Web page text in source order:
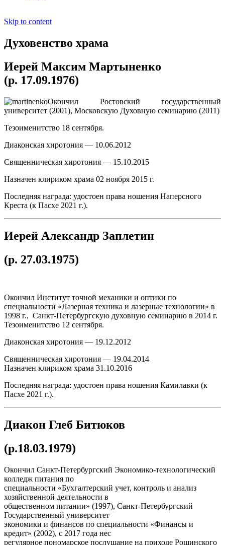
Skip to content
Духовенство храма
Иерей Максим Мартыненко
(р. 17.09.1976)
Окончил Ростовский государственный
университет (2001), Московскую Духовную семинарию (2011)
Тезоименитство 18 сентября.
Диаконская хиротония — 10.06.2012
Священническая хиротония — 15.10.2015
Назначен клириком храма 02 ноября 2015 г.
Последняя награда: удостоен права ношения Наперсного
Креста (к Пасхе 2021 г.).
Иерей Александр Заплетин
(р. 27.03.1975)
Окончил Институт точной механики и оптики по
специальности «Лазерная техника и лазерные технологии» в
1998 г., Санкт-Петербургскую духовную семинарию в 2014 г.
Тезоименитство 12 сентября.
Диаконская хиротония — 19.12.2012
Священническая хиротония — 19.04.2014
Назначен клириком храма 31.10.2016
Последняя награда: удостоен права ношения Камилавки (к
Пасхе 2021 г.).
Диакон Глеб Битюков
(р.18.03.1979)
Окончил Санкт-Петербургский Экономико-технологический
колледж питания по
специальности «Бухгалтерский учет, контроль и анализ
хозяйственной деятельности в
общественном питании» (1997), Санкт-Петербургский
Государственный университет
экономики и финансов по специальности «Финансы и
кредит» (2002), с 2017 года нес
регулярное пономарское послушание на приходе Рощинского